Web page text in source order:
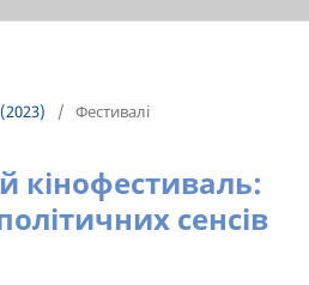
/ Фестивалі
кінофестиваль:
сенсів